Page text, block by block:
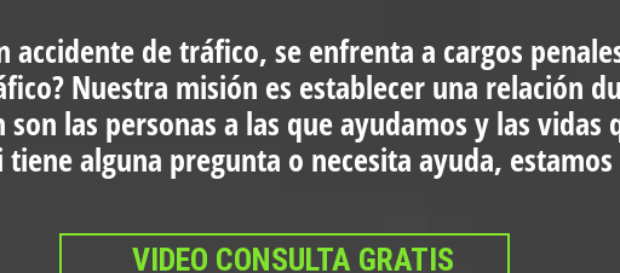
accidente de tráfico, se enfrenta a cargos
Nuestra misión es establecer una relación
las personas a las que ayudamos y las vidas
alguna pregunta o necesita ayuda,
VIDEO CONSULTA GRATIS